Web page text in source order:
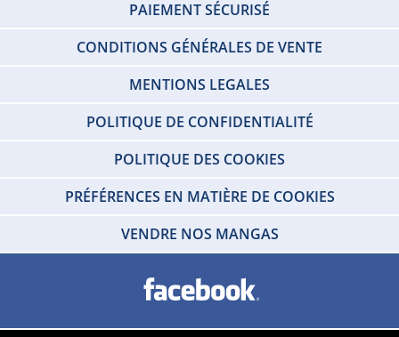
PAIEMENT SÉCURISÉ
CONDITIONS GÉNÉRALES DE VENTE
MENTIONS LEGALES
POLITIQUE DE CONFIDENTIALITÉ
POLITIQUE DES COOKIES
PRÉFÉRENCES EN MATIÈRE DE COOKIES
VENDRE NOS MANGAS